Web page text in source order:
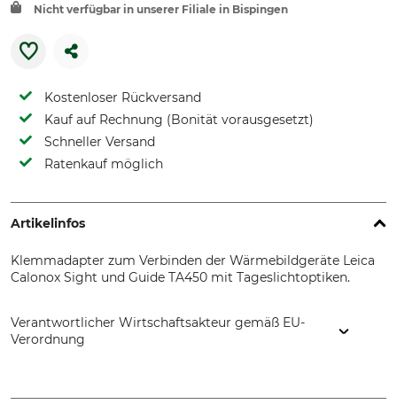
Nicht verfügbar in unserer Filiale in Bispingen
Kostenloser Rückversand
Kauf auf Rechnung (Bonität vorausgesetzt)
Schneller Versand
Ratenkauf möglich
Artikelinfos
Klemmadapter zum Verbinden der Wärmebildgeräte Leica
Calonox Sight und Guide TA450 mit Tageslichtoptiken.
Verantwortlicher Wirtschaftsakteur gemäß EU-
Verordnung
Bistrica, Croatia, www.MIKRON.hr